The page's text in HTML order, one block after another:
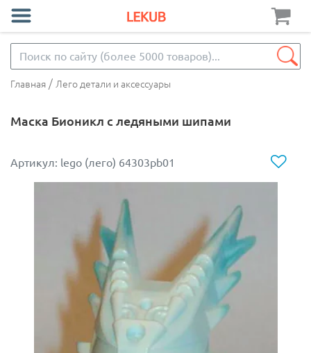
Главная / Лего детали и аксессуары
Маска Бионикл с ледяными шипами
Артикул: lego (лего) 64303pb01